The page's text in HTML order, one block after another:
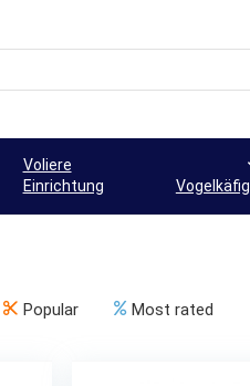
Voliere
Einrichtung
Vogelkäfig
Popular Most rated